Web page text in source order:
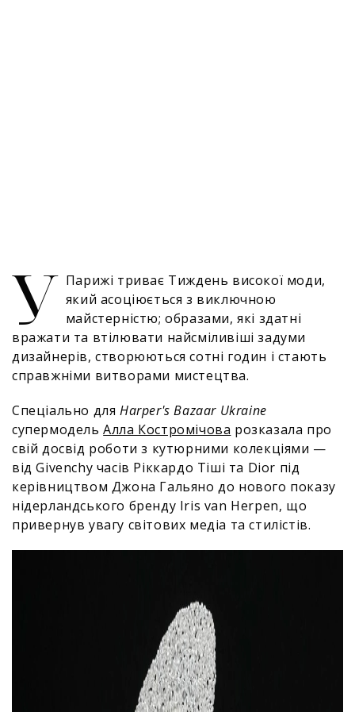
У Парижі триває Тиждень високої моди,
який асоціюється з виключною
майстерністю; образами, які здатні
вражати та втілювати найсміливіші задуми
дизайнерів, створюються сотні годин і стають
справжніми витворами мистецтва.
Спеціально для Harper's Bazaar Ukraine
супермодельАлла Костромічова розказала про
свій досвід роботи з кутюрними колекціями —
від Givenchy часів Ріккардо Тіші та Dior під
керівництвом Джона Гальяно до нового показу
нідерландського бренду Iris van Herpen, що
привернув увагу світових медіа та стилістів.